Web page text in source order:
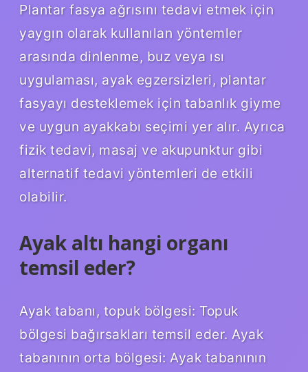
Plantar fasya ağrısını tedavi etmek için
yaygın olarak kullanılan yöntemler
arasında dinlenme, buz veya ısı
uygulaması, ayak egzersizleri, plantar
fasyayı desteklemek için tabanlık giyme
ve uygun ayakkabı seçimi yer alır. Ayrıca
fizik tedavi, masaj ve akupunktur gibi
alternatif tedavi yöntemleri de etkili
olabilir.
Ayak altı hangi organı
temsil eder?
Ayak tabanı, topuk bölgesi: Topuk
bölgesi bağırsakları temsil eder. Ayak
tabanının orta bölgesi: Ayak tabanının